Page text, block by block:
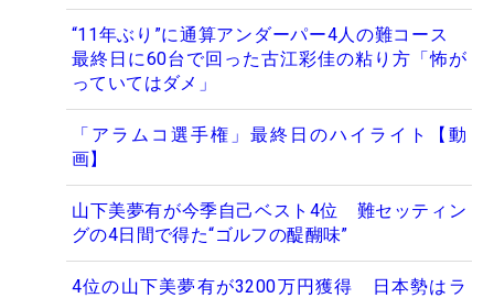
“11年ぶり”に通算アンダーパー4人の難コース
最終日に60台で回った古江彩佳の粘り方「怖が
っていてはダメ」
「アラムコ選手権」最終日のハイライト【動
画】
山下美夢有が今季自己ベスト4位 難セッティン
グの4日間で得た“ゴルフの醍醐味”
4位の山下美夢有が3200万円獲得 日本勢はラ